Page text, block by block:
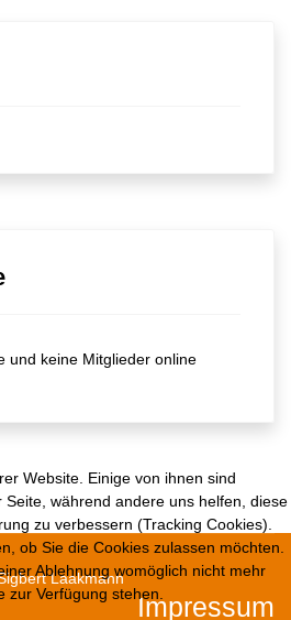
und keine Mitglieder online
Laakmann
Impressum
Website. Einige von ihnen sind
während andere uns helfen, diese
zu verbessern (Tracking Cookies).
ob Sie die Cookies zulassen möchten.
Ablehnung womöglich nicht mehr
zur Verfügung stehen.